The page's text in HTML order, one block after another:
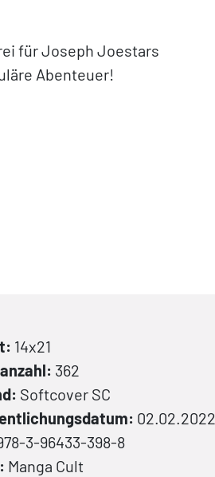
für Joseph Joestars
Abenteuer!
14x21
362
Softcover SC
02.02.2022
3-96433-398-8
Manga Cult